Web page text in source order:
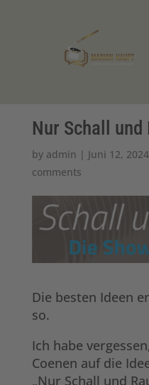
Nur Schall und
by admin | Juni 12, 2024
comments
Die besten Ideen
so.
Ich habe
Coenen auf die
„Nur Schall und